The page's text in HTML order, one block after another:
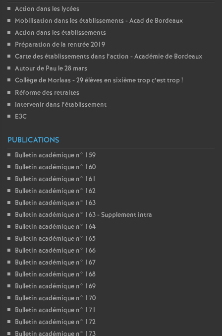
Action dans les lycées
Mobilisation dans les établissements - Acad de Bordeaux
Action dans les établissements
Préparation de la rentrée 2019
Carte des établissements dans l’action - Académie de Bordeaux
Autour de Pau le 28 mars
Collège de Morlaas - 29 élèves en sixième trop c’est trop!
Réforme des retraites
Intervenir dans l’établissement
E3C
PUBLICATIONS
Bulletin académique n° 159
Bulletin académique n° 160
Bulletin académique n° 161
Bulletin académique n° 162
Bulletin académique n° 163
Bulletin académique n° 163 - Supplement intra
Bulletin académique n° 164
Bulletin académique n° 165
Bulletin académique n° 166
Bulletin académique n° 167
Bulletin académique n° 168
Bulletin académique n° 169
Bulletin académique n° 170
Bulletin académique n° 171
Bulletin académique n° 172